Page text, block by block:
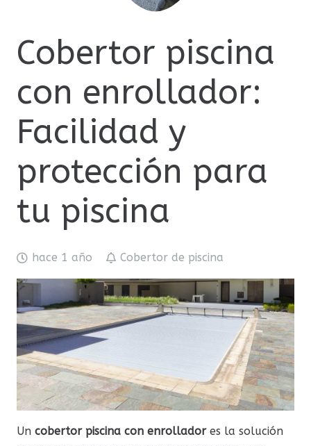
Cobertor piscina
con enrollador:
Facilidad y
protección para
tu piscina
hace 1 año Cobertor de piscina
Un cobertor piscina con enrolladores la solución